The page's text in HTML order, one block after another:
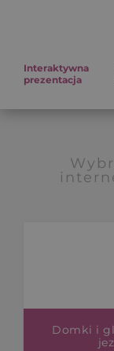
Interaktywna
prezentacja
Domki i